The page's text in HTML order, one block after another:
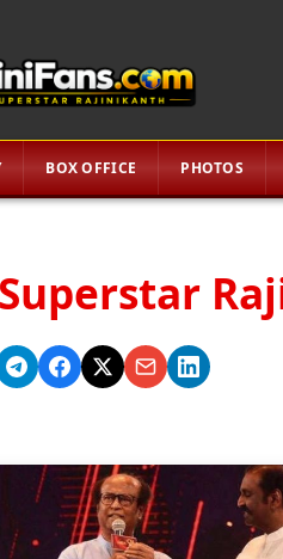
BOX OFFICE PHOTOS
Superstar